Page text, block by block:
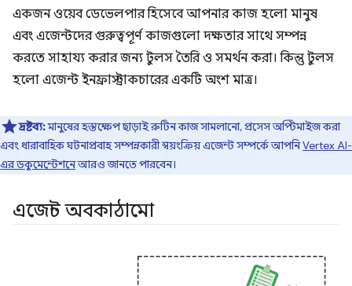
একজন ওয়েব ডেভেলপার হিসেবে আপনার কাজ হলো মানুষ
এবং এজেন্টদের গুরুত্বপূর্ণ কাজগুলো দক্ষতার সাথে সম্পন্ন
করতে সাহায্য করার জন্য টুলস তৈরি ও সমর্থন করা। কিন্তু টুলস
হলো এজেন্ট ইনফ্রাস্ট্রাকচারের একটি অংশ মাত্র।
দ্রষ্টব্য:মানুষের হস্তক্ষেপ ছাড়াই রুটিন কাজ সামলানো, প্রসেস অপ্টিমাইজ করা
এবং ধারাবাহিক ঘটনাপ্রবাহ সম্পন্নকারী স্বয়ংক্রিয় এজেন্ট সম্পর্কে আপনিVertex AI-
এর ডকুমেন্টেশনেআরও জানতে পারবেন।
এজেন্ট অবকাঠামো